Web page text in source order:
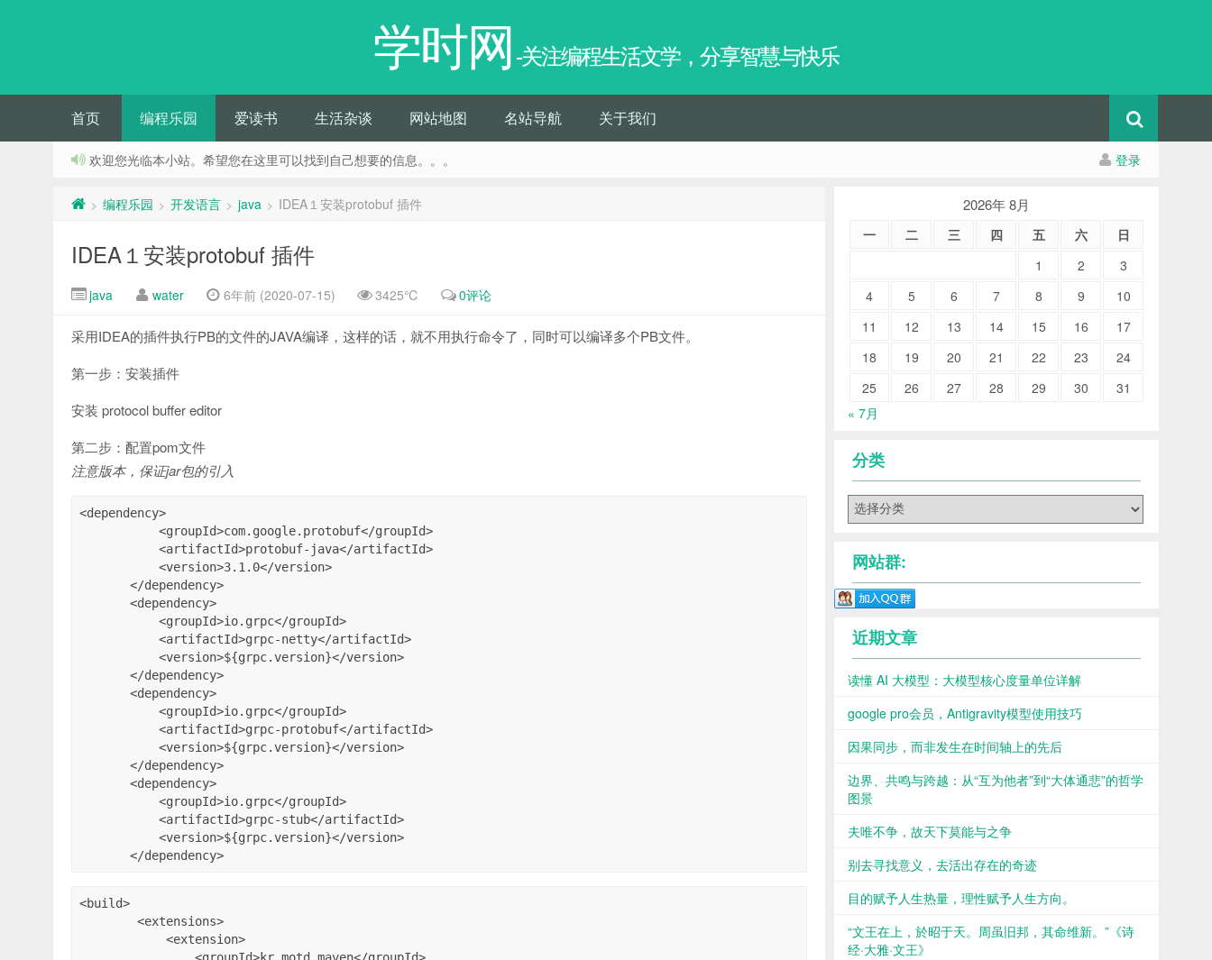
学时网 -关注编程生活文学，分享智慧与快乐
首页 编程乐园 爱读书 生活杂谈 网站地图 名站导航 关于我们
登录
欢迎您光临本小站。希望您在这里可以找到自己想要的信息。。。
> 编程乐园 > 开发语言 > java > IDEA１安装protobuf 插件
IDEA１安装protobuf 插件
java water 6年前 (2020-07-15) 3425℃ 0评论
采用IDEA的插件执行PB的文件的JAVA编译，这样的话，就不用执行命令了，同时可以编译多个PB文件。
第一步：安装插件
安装 protocol buffer editor
第二步：配置pom文件
注意版本，保证jar包的引入
<dependency>
<build>
2026年 8月
一 二 三 四 五 六
日
1
2
3
4
5 6 7 8 9
10
11
12 13 14 15 16
17
18
19 20 21 22 23
24
25
26 27 28 29 30
31
« 7月
分类
网站群:
近期文章
读懂 AI 大模型：大模型核心度量单位详解
google pro会员，Antigravity模型使用技巧
因果同步，而非发生在时间轴上的先后
边界、共鸣与跨越：从“互为他者”到“大体通悲”的哲学
图景
夫唯不争，故天下莫能与之争
别去寻找意义，去活出存在的奇迹
目的赋予人生热量，理性赋予人生方向。
“文王在上，於昭于天。周虽旧邦，其命维新。”《诗
经·大雅·文王》